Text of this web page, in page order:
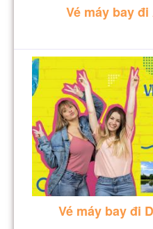
Vé máy bay
Vé máy bay đi